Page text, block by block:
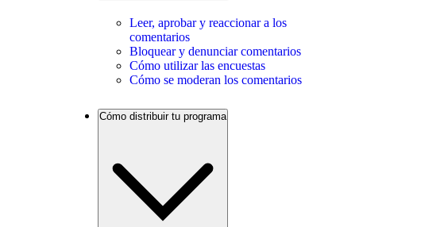
Leer, aprobar y reaccionar a los
comentarios
Bloquear y denunciar comentarios
Cómo utilizar las encuestas
Cómo se moderan los comentarios
Cómo distribuir tu programa